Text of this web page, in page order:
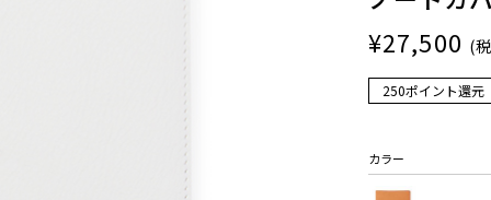
¥27,500 (
250ポイント還元
カラー